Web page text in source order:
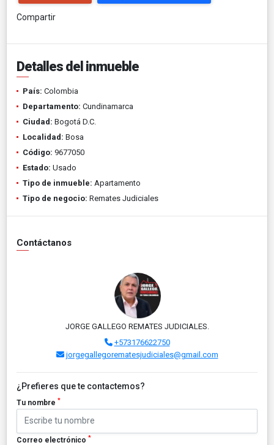
Compartir
Detalles del inmueble
País: Colombia
Departamento: Cundinamarca
Ciudad: Bogotá D.C.
Localidad: Bosa
Código: 9677050
Estado: Usado
Tipo de inmueble: Apartamento
Tipo de negocio: Remates Judiciales
Contáctanos
JORGE GALLEGO REMATES JUDICIALES.
+573176622750
jorgegallegorematesjudiciales@gmail.com
¿Prefieres que te contactemos?
Tu nombre *
Correo electrónico *